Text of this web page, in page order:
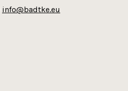
info@badtke.eu